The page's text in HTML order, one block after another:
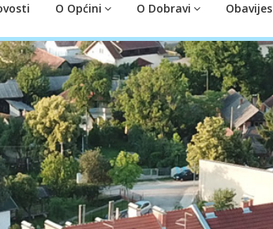
O Općini O Dobravi